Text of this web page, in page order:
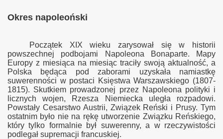
Okres napoleoński
Początek XIX wieku zarysował się w historii
powszechnej podbojami Napoleona Bonaparte. Mapy
Europy z miesiąca na miesiąc traciły swoją aktualność, a
Polska będąca pod zaborami uzyskała namiastkę
suwerenności w postaci Księstwa Warszawskiego (1807-
1815). Skutkiem prowadzonej przez Napoleona polityki i
licznych wojen, Rzesza Niemiecka uległa rozpadowi.
Powstały Cesarstwo Austrii, Związek Reński i Prusy. Tym
ostatnim było nie na rękę utworzenie Związku Reńskiego,
który tylko formalnie był suwerenny, a w rzeczywistości
podlegał supremacji francuskiej.